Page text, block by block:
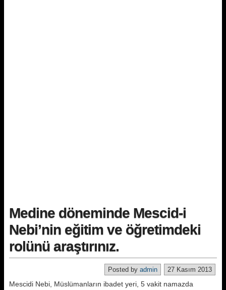
Medine döneminde Mescid-i
Nebi’nin eğitim ve öğretimdeki
rolünü araştırınız.
27 Kasım 2013
Posted by admin
Mescidi Nebi, Müslümanların ibadet yeri, 5 vakit namazda